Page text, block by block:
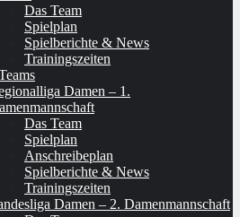
Das Team
Spielplan
Spielberichte & News
Trainingszeiten
Damen – 1.
Das Team
Spielplan
Anschreibeplan
Spielberichte & News
Trainingszeiten
Damen – 2. Damenmannschaft